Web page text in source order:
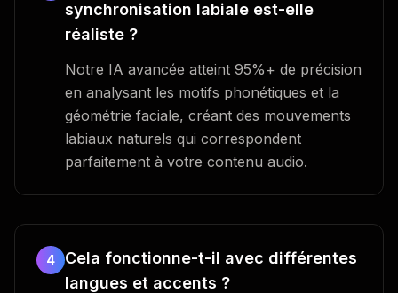
synchronisation labiale est-elle
réaliste ?
Notre IA avancée atteint 95%+ de précision
en analysant les motifs phonétiques et la
géométrie faciale, créant des mouvements
labiaux naturels qui correspondent
parfaitement à votre contenu audio.
4
Cela fonctionne-t-il avec différentes
langues et accents ?